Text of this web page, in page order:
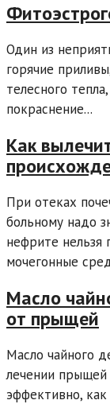
Один из
горячие
телесного
покраснение...
Как
При отеках
больному надо
нефрите
мочегонные
Масло
от прыщей
Масло чайного
лечении
эффективно,